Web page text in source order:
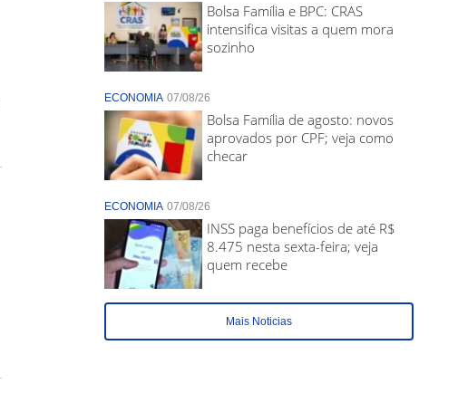
Bolsa Família e BPC: CRAS
intensifica visitas a quem mora
sozinho
ECONOMIA 07/08/26
Bolsa Família de agosto: novos
aprovados por CPF; veja como
checar
ECONOMIA 07/08/26
INSS paga benefícios de até R$
8.475 nesta sexta-feira; veja
quem recebe
Mais Noticias